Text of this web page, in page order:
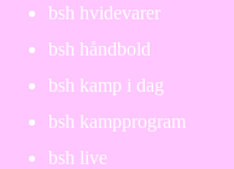
bsh hvidevarer
bsh håndbold
bsh kamp i dag
bsh kampprogram
bsh live